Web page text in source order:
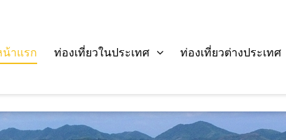
น้าแรก ท่องเที่ยวในประเทศ ท่องเที่ยวต่างประเทศ